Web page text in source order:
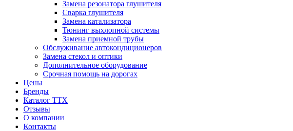
Замена резонатора глушителя
Сварка глушителя
Замена катализатора
Тюнинг выхлопной системы
Замена приемной трубы
Обслуживание автокондиционеров
Замена стекол и оптики
Дополнительное оборудование
Срочная помощь на дорогах
Цены
Бренды
Каталог ТТХ
Отзывы
О компании
Контакты